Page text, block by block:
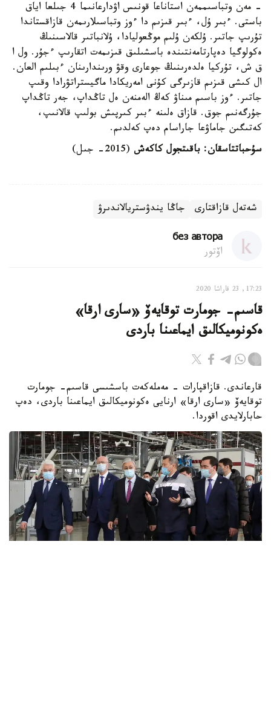
- مەن وتباسىممەن استاناعا قونىس اۋدارعانىما 4 جىلعا اياق
باستى. ءبىر ۇل، ءبىر قىزىم دا ءوز وتباسىلارىمەن قازاقستاندا
تۇرىپ جاتىر. ۇلكەن ۇلىم موڭعوليادا، ۇلانباتىر قالاسىنىڭ
ەكولوگيا دەپارتامەنتىندە باسشىلىق قىزىمەت اتقارىپ ءجۇر. ول ا
ق ش، تۇركيا ەلدەرىنىڭ جوعارى وقۋ ورىندارىنان ءبىلىم العان.
ال كىشى قىزىم قازىرگى كۇنى امەريكادا ماگيستراتۋرادا وقىپ
جاتىر. ءوز باسىم مىناۋ كەڭ الەمنەن ەل تاڭداپ، جەر تاڭداپ
جۇرگەنىم جوق. قازاق ەلىنە ءبىر كىرپىش بولىپ قالانىپ،
كەتىگىن جاماۋعا جاراسام دەپ كەلدىم.
سۇحباتتاسقان: باقىتجول كاكەش (2015- جىل)
شەتەل قازاقتارى جاڭا يندۋستريالاندىرۋ
без автора
اۆتور
17:23, 23 قاراشا 2020
قاسىم- جومارت توقايەۆ «سارى ارقا»
ەكونوميكالىق ايماعىنا باردى
قارعاندى. قازاقپارات - مەملەكەت باسشىسى قاسىم- جومارت
توقايەۆ «سارى ارقا» ارنايى ەكونوميكالىق ايماعىنا باردى، دەپ
حابارلايدى اقوردا.